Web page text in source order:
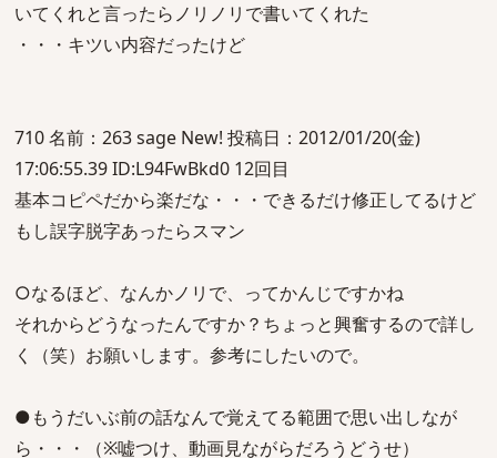
いてくれと言ったらノリノリで書いてくれた
・・・キツい内容だったけど
710 名前：263 sage New! 投稿日：2012/01/20(金)
17:06:55.39 ID:L94FwBkd0 12回目
基本コピペだから楽だな・・・できるだけ修正してるけど
もし誤字脱字あったらスマン
○なるほど、なんかノリで、ってかんじですかね
それからどうなったんですか？ちょっと興奮するので詳し
く（笑）お願いします。参考にしたいので。
●もうだいぶ前の話なんで覚えてる範囲で思い出しなが
ら・・・（※嘘つけ、動画見ながらだろうどうせ）